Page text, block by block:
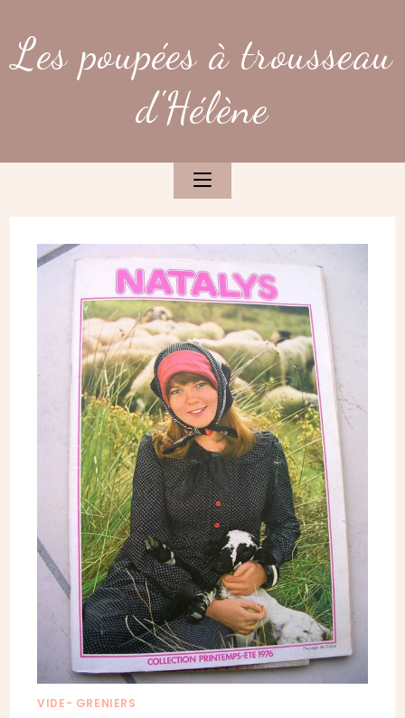
content
Les poupées à trousseau
d'Hélène
VIDE- GRENIERS